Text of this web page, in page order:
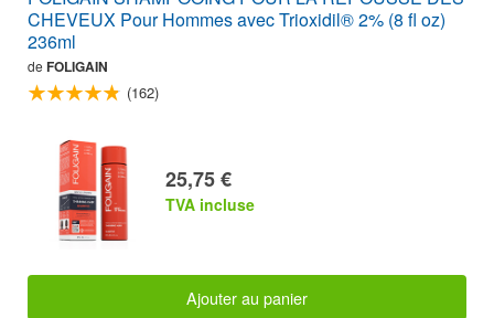
CHEVEUX Pour Hommes avec Trioxidil® 2% (8 fl oz)
236ml
de FOLIGAIN
(162)
25,75 €
TVA incluse
Ajouter au panier